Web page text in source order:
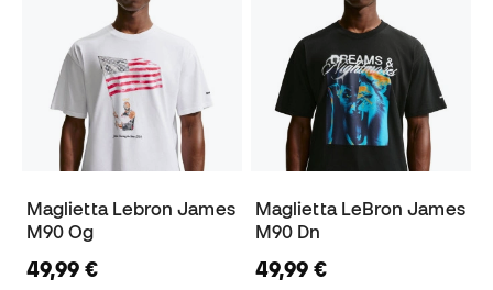
Maglietta Lebron James
M90 Og
49,99 €
Maglietta LeBron James
M90 Dn
49,99 €